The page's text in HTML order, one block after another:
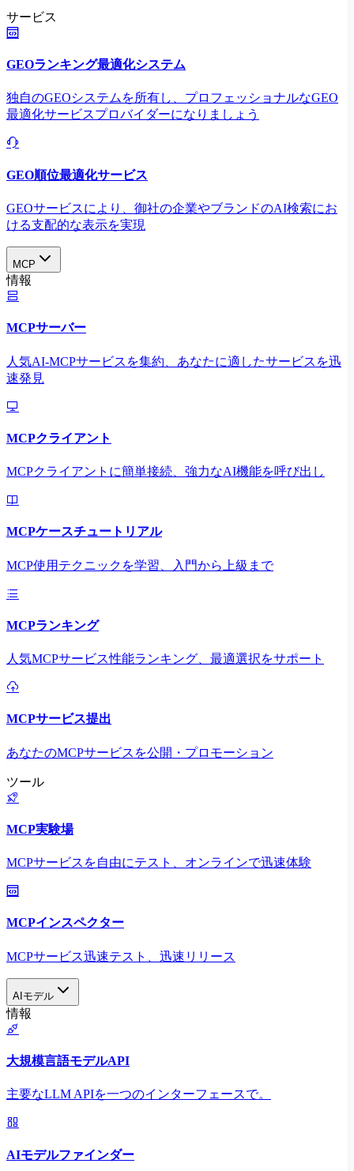
サービス
GEOランキング最適化システム
独自のGEOシステムを所有し、プロフェッショナルなGEO
最適化サービスプロバイダーになりましょう
GEO順位最適化サービス
GEOサービスにより、御社の企業やブランドのAI検索にお
ける支配的な表示を実現​
MCP
情報
MCPサーバー
人気AI-MCPサービスを集約、あなたに適したサービスを迅
速発見
MCPクライアント
MCPクライアントに簡単接続、強力なAI機能を呼び出し
MCPケースチュートリアル
MCP使用テクニックを学習、入門から上級まで
MCPランキング
人気MCPサービス性能ランキング、最適選択をサポート
MCPサービス提出
あなたのMCPサービスを公開・プロモーション
ツール
MCP実験場
MCPサービスを自由にテスト、オンラインで迅速体験
MCPインスペクター
MCPサービス迅速テスト、迅速リリース
AIモデル
情報
大規模言語モデルAPI
主要なLLM APIを一つのインターフェースで。
AIモデルファインダー